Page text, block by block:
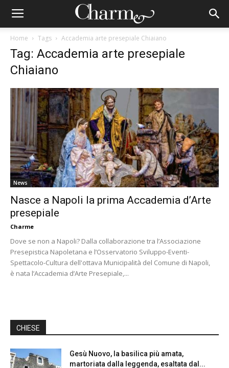
Home Tags Accademia arte presepiale Chiaiano
Tag: Accademia arte presepiale
Chiaiano
News
Nasce a Napoli la prima Accademia d’Arte
presepiale
Charme
Dove se non a Napoli? Dalla collaborazione tra l’Associazione
Presepistica Napoletana e l’Osservatorio Sviluppo-Eventi-
Spettacolo-Cultura dell'ottava Municipalità del Comune di Napoli,
è nata l’Accademia d’Arte Presepiale,...
CHIESE
Gesù Nuovo, la basilica più amata,
martoriata dalla leggenda, esaltata dal...